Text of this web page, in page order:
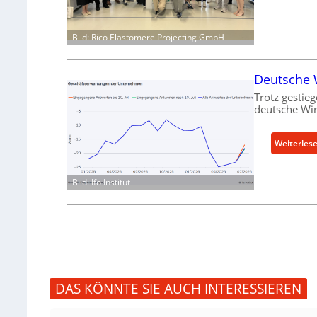
Bild: Rico Elastomere Projecting GmbH
Bild: Ifo Institut
Deutsche
Trotz
deutsche
DAS KÖNNTE SIE AUCH INTERESSIEREN